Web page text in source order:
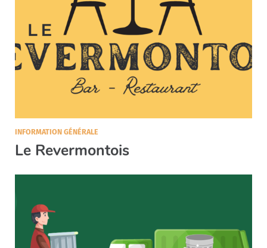
INFORMATION GÉNÉRALE
Le Revermontois